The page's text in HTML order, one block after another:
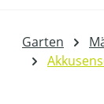
Garten